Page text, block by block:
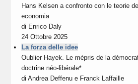
Hans Kelsen a confronto con le teorie
economia
di Enrico Daly
24 Ottobre 2025
La forza delle idee
Oublier Hayek. Le mépris de la
doctrine néo-libérale*
diAndrea Deffenu e Franck Laffaille